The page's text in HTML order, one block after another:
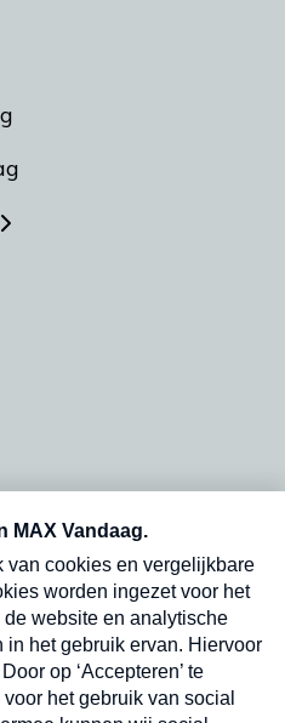
en dinsdagochtend in
Verzend